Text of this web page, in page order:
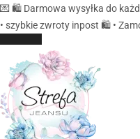
💌 🛍️ Darmowa wysyłka do
• szybkie zwroty inpost 🛍️ •